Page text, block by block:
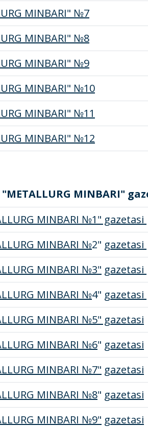
MINBARI" №7
MINBARI" №8
MINBARI" №9
MINBARI" №10
MINBARI" №11
MINBARI" №12
MINBARI"
MINBARI №1" gazetasi
MINBARI №2" gazetasi
MINBARI №3" gazetasi
MINBARI №4" gazetasi
MINBARI №5" gazetasi
MINBARI №6" gazetasi
MINBARI №7" gazetasi
MINBARI №8" gazetasi
MINBARI №9" gazetasi